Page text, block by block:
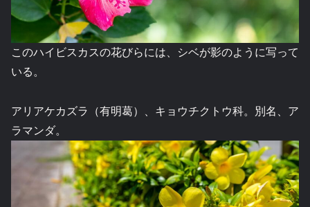
このハイビスカスの花びらには、シベが影のように写って
いる。
アリアケカズラ（有明葛）、キョウチクトウ科。別名、ア
ラマンダ。